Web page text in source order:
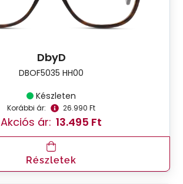
DbyD
DBOF5035 HH00
Készleten
Korábbi ár: 26.990 Ft
Akciós ár: 13.495 Ft
Részletek